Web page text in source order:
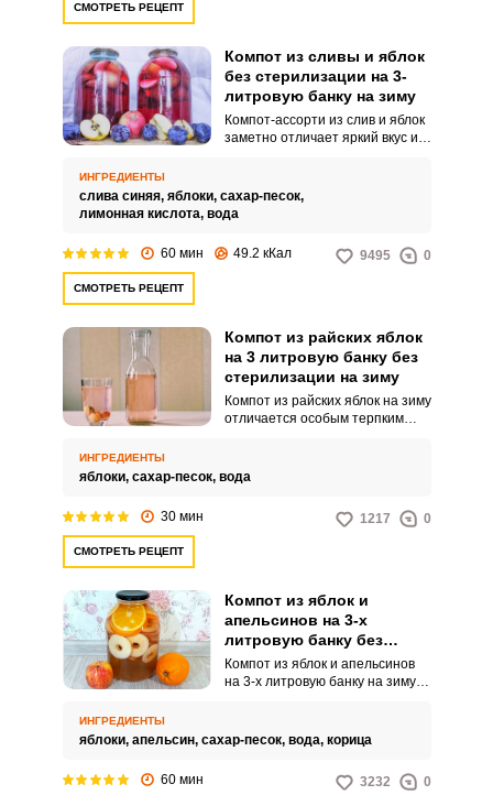
СМОТРЕТЬ РЕЦЕПТ
Компот из сливы и яблок
без стерилизации на 3-
литровую банку на зиму
Компот-ассорти из слив и яблок
заметно отличает яркий вкус и
альтернативой магазинному
соку с различными
рецепту готовится компот без
стерилизации, поэтому для него
ИНГРЕДИЕНТЫ
слива синяя, яблоки, сахар-песок,
лимонная кислота, вода
60 мин 49.2 кКал 9495 0
СМОТРЕТЬ РЕЦЕПТ
Компот из райских яблок
на 3 литровую банку без
стерилизации на зиму
Компот из райских яблок на зиму
отличается особым терпким
больше сахара, а для
недели. В этом рецепте компот
готовим без стерилизации и
ИНГРЕДИЕНТЫ
яблоки, сахар-песок, вода
30 мин 1217 0
СМОТРЕТЬ РЕЦЕПТ
Компот из яблок и
апельсинов на 3-х
литровую банку без
стерилизации на зиму
Компот из яблок и апельсинов
на 3-х литровую банку на зиму
сохраняет все витамины,
один апельсин и на
ИНГРЕДИЕНТЫ
яблоки, апельсин, сахар-песок, вода, корица
60 мин 3232 0